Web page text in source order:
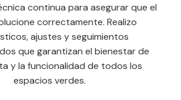
continua para asegurar que el
correctamente. Realizo
ajustes y seguimientos
que garantizan el bienestar de
y la funcionalidad de todos los
espacios verdes.